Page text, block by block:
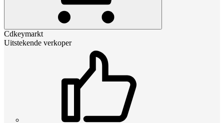
Cdkeymarkt
Uitstekende verkoper